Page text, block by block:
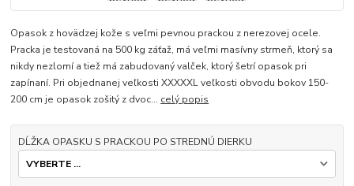
Opasok z hovädzej kože s veľmi pevnou prackou z nerezovej ocele.
Pracka je testovaná na 500 kg záťaž, má veľmi masívny strmeň, ktorý sa
nikdy nezlomí a tiež má zabudovaný valček, ktorý šetrí opasok pri
zapínaní. Pri objednanej veľkosti XXXXXL veľkosti obvodu bokov 150-
200 cm je opasok zošitý z dvoc... celý popis
DĹŽKA OPASKU S PRACKOU PO STREDNÚ DIERKU